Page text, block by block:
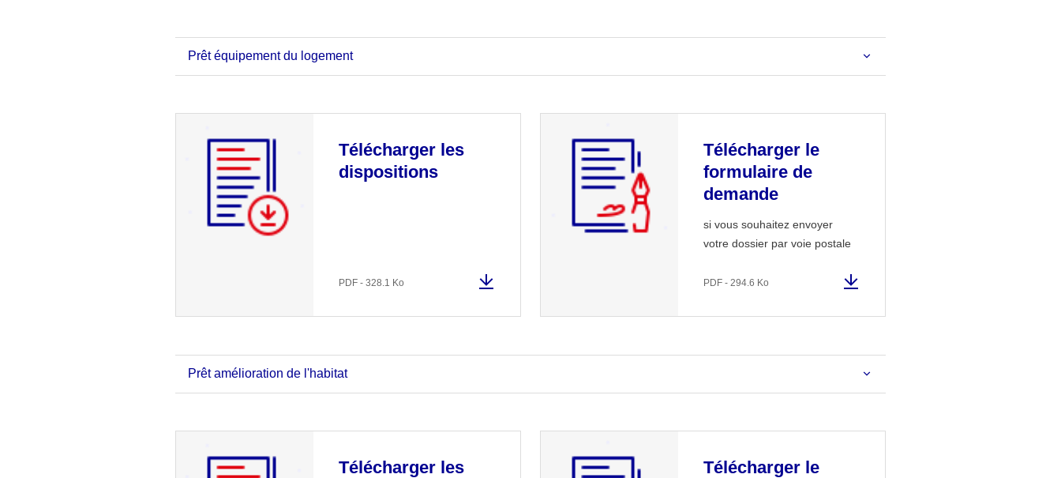
Prêt équipement du logement
Télécharger les
dispositions
PDF - 328.1 Ko
Télécharger le
formulaire de
demande
si vous souhaitez envoyer
votre dossier par voie postale
PDF - 294.6 Ko
Prêt amélioration de l'habitat
Télécharger les
Télécharger le